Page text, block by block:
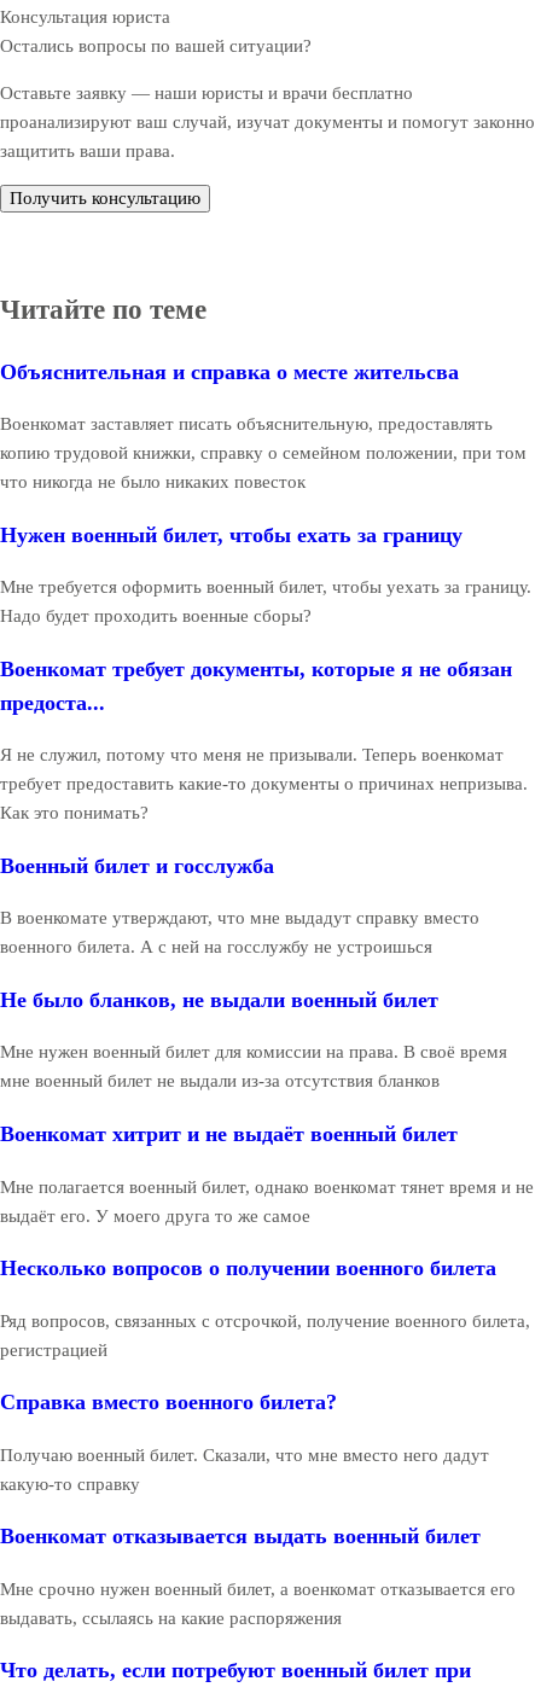
Консультация юриста
Остались вопросы по вашей ситуации?
Оставьте заявку — наши юристы и врачи бесплатно
проанализируют ваш случай, изучат документы и помогут законно
защитить ваши права.
Получить консультацию
Читайте по теме
Объяснительная и справка о месте жительсва
Военкомат заставляет писать объяснительную, предоставлять
копию трудовой книжки, справку о семейном положении, при том
что никогда не было никаких повесток
Нужен военный билет, чтобы ехать за границу
Мне требуется оформить военный билет, чтобы уехать за границу.
Надо будет проходить военные сборы?
Военкомат требует документы, которые я не обязан
предоста...
Я не служил, потому что меня не призывали. Теперь военкомат
требует предоставить какие-то документы о причинах непризыва.
Как это понимать?
Военный билет и госслужба
В военкомате утверждают, что мне выдадут справку вместо
военного билета. А с ней на госслужбу не устроишься
Не было бланков, не выдали военный билет
Мне нужен военный билет для комиссии на права. В своё время
мне военный билет не выдали из-за отсутствия бланков
Военкомат хитрит и не выдаёт военный билет
Мне полагается военный билет, однако военкомат тянет время и не
выдаёт его. У моего друга то же самое
Несколько вопросов о получении военного билета
Ряд вопросов, связанных с отсрочкой, получение военного билета,
регистрацией
Справка вместо военного билета?
Получаю военный билет. Сказали, что мне вместо него дадут
какую-то справку
Военкомат отказывается выдать военный билет
Мне срочно нужен военный билет, а военкомат отказывается его
выдавать, ссылаясь на какие распоряжения
Что делать, если потребуют военный билет при